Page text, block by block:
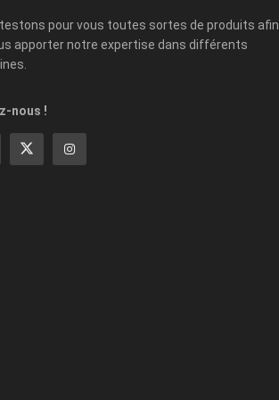
testons pour vous toutes sortes de produits afin
apporter notre expertise dans différents
nous !